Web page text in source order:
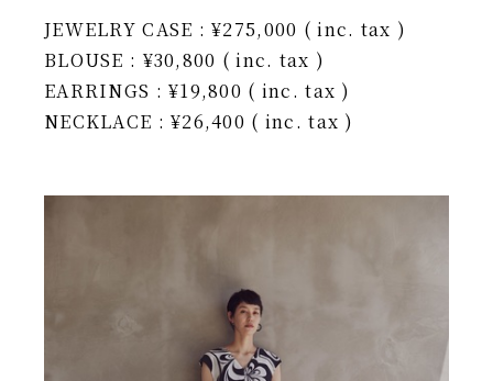
JEWELRY CASE : ¥275,000 ( inc. tax )
BLOUSE : ¥30,800 ( inc. tax )
EARRINGS : ¥19,800 ( inc. tax )
NECKLACE : ¥26,400 ( inc. tax )